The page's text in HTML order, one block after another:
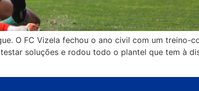
O FC Vizela fechou o ano civil com um treino-
soluções e rodou todo o plantel que tem à